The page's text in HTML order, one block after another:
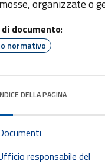
organizzate o
documento:
normativo
DELLA PAGINA
responsabile del